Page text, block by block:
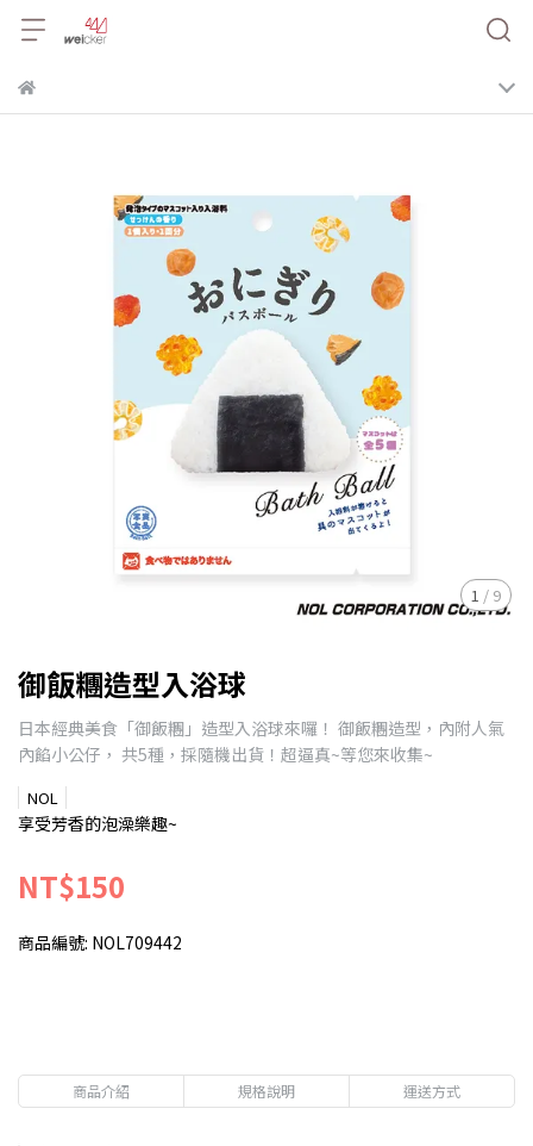
1 / 9
御飯糰造型入浴球
日本經典美食「御飯糰」造型入浴球來囉！ 御飯糰造型，內附人氣
內餡小公仔， 共5種，採隨機出貨！超逼真~等您來收集~
NOL
享受芳香的泡澡樂趣~
NT$150
商品編號: NOL709442
商品介紹 規格說明 運送方式